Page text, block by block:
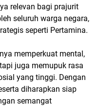
relevan bagi prajurit
seluruh warga negara,
seperti Pertamina.
memperkuat mental,
juga memupuk rasa
yang tinggi. Dengan
diharapkan siap
semangat